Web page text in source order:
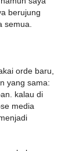
berujung
semua.
orde baru,
yang sama:
kalau di
media